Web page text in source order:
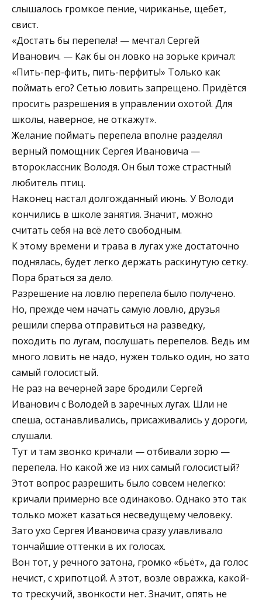
слышалось громкое пение, чириканье, щебет,
свист.
«Достать бы перепела! — мечтал Сергей
Иванович. — Как бы он ловко на зорьке кричал:
«Пить-пер-фить, пить-перфить!» Только как
поймать его? Сетью ловить запрещено. Придётся
просить разрешения в управлении охотой. Для
школы, наверное, не откажут».
Желание поймать перепела вполне разделял
верный помощник Сергея Ивановича —
второклассник Володя. Он был тоже страстный
любитель птиц.
Наконец настал долгожданный июнь. У Володи
кончились в школе занятия. Значит, можно
считать себя на всё лето свободным.
К этому времени и трава в лугах уже достаточно
поднялась, будет легко держать раскинутую сетку.
Пора браться за дело.
Разрешение на ловлю перепела было получено.
Но, прежде чем начать самую ловлю, друзья
решили сперва отправиться на разведку,
походить по лугам, послушать перепелов. Ведь им
много ловить не надо, нужен только один, но зато
самый голосистый.
Не раз на вечерней заре бродили Сергей
Иванович с Володей в заречных лугах. Шли не
спеша, останавливались, присаживались у дороги,
слушали.
Тут и там звонко кричали — отбивали зорю —
перепела. Но какой же из них самый голосистый?
Этот вопрос разрешить было совсем нелегко:
кричали примерно все одинаково. Однако это так
только может казаться несведущему человеку.
Зато ухо Сергея Ивановича сразу улавливало
тончайшие оттенки в их голосах.
Вон тот, у речного затона, громко «бьёт», да голос
нечист, с хрипотцой. А этот, возле овражка, какой-
то трескучий, звонкости нет. Значит, опять не